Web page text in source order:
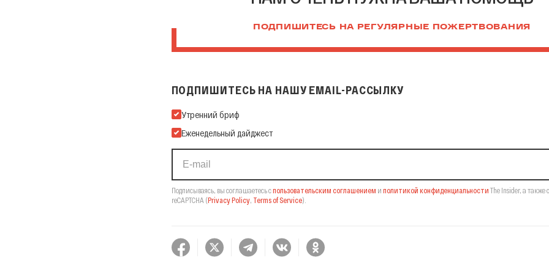
ПОДПИШИТЕСЬ НА РЕГУЛЯРНЫЕ ПОЖЕРТВОВАНИЯ
ПОДПИШИТЕСЬ НА НАШУ EMAIL-РАССЫЛКУ
Подпишитесь на нашу Email-рассылку
Утренний бриф
Еженедельный дайджест
Подписываясь, вы соглашаетесь спользовательским соглашением и политикой конфиденциальности The Insider, а также
reCAPTCHA (Privacy Policy, Terms of Service).